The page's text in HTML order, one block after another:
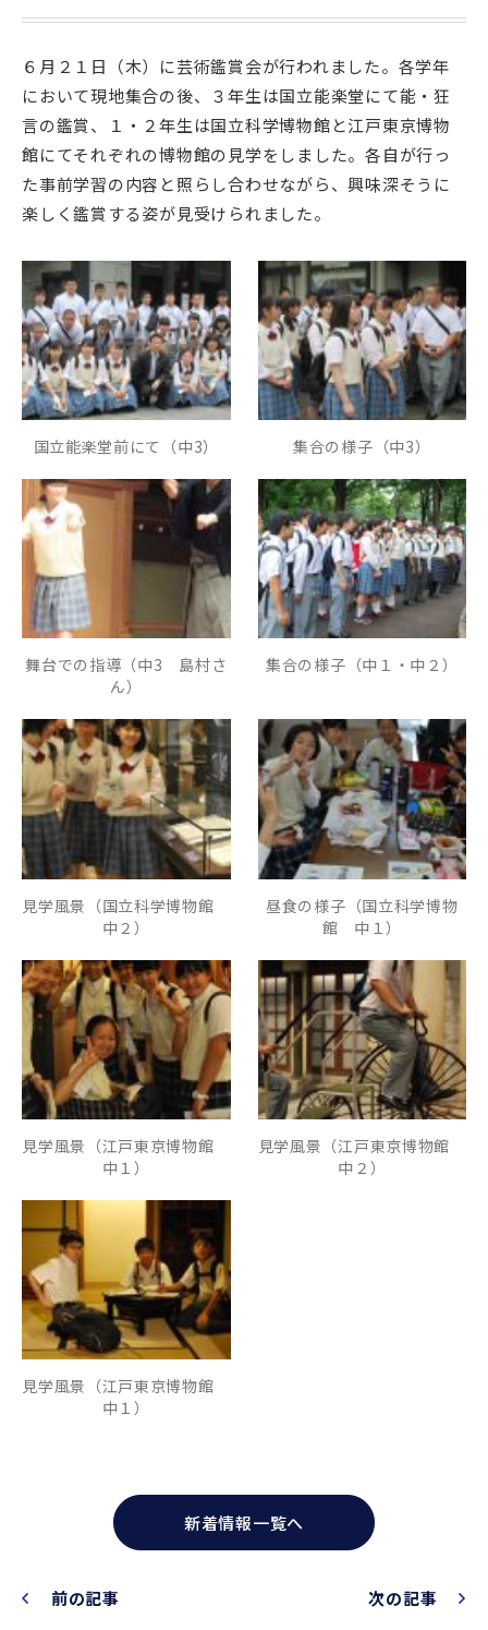
６月２１日（木）に芸術鑑賞会が行われました。各学年
において現地集合の後、３年生は国立能楽堂にて能・狂
言の鑑賞、１・２年生は国立科学博物館と江戸東京博物
館にてそれぞれの博物館の見学をしました。各自が行っ
た事前学習の内容と照らし合わせながら、興味深そうに
楽しく鑑賞する姿が見受けられました。
国立能楽堂前にて（中3） 集合の様子（中3）
舞台での指導（中3 島村さ
ん）
集合の様子（中１・中２）
見学風景（国立科学博物館
中２）
昼食の様子（国立科学博物
館 中１）
見学風景（江戸東京博物館
中１）
見学風景（江戸東京博物館
中２）
見学風景（江戸東京博物館
中１）
新着情報一覧へ
前の記事 次の記事